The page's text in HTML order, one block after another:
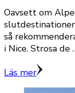
Oavsett om
så
i Nice. Strosa de
Läs mer